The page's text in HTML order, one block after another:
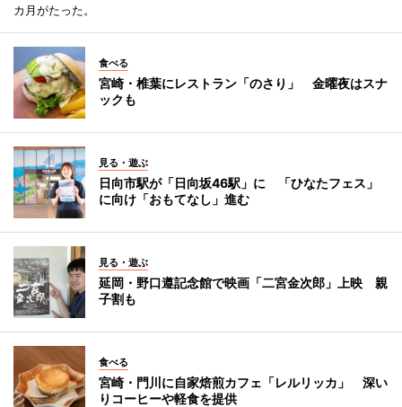
カ月がたった。
食べる
宮崎・椎葉にレストラン「のさり」 金曜夜はスナ
ックも
見る・遊ぶ
日向市駅が「日向坂46駅」に 「ひなたフェス」
に向け「おもてなし」進む
見る・遊ぶ
延岡・野口遵記念館で映画「二宮金次郎」上映 親
子割も
食べる
宮崎・門川に自家焙煎カフェ「レルリッカ」 深い
りコーヒーや軽食を提供